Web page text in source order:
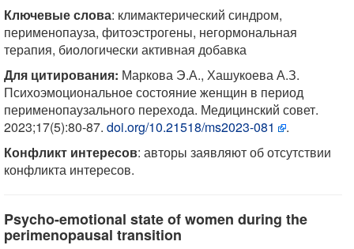
Ключевые слова: климактерический синдром,
перименопауза, фитоэстрогены, негормональная
терапия, биологически активная добавка
Для цитирования: Маркова Э.А., Хашукоева А.З.
Психоэмоциональное состояние женщин в период
перименопаузального перехода. Медицинский совет.
2023;17(5):80-87. doi.org/10.21518/ms2023-081
.
Конфликт интересов: авторы заявляют об отсутствии
конфликта интересов.
Psycho-emotional state of women during the
perimenopausal transition